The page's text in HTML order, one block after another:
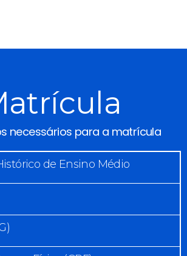
necessários para a matrícula
de Ensino Médio